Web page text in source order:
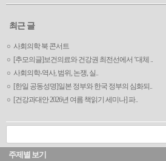
최근 글
사회의학 북 콘서트
[추모의글]보건의료와 건강권 최전선에서 ‘대체 ..
사회의학-역사, 범위, 논쟁, 실..
[한일 공동성명]일본 정부와 한국 정부의 심화되..
[건강과대안 2026년 여름 책읽기 세미나] 파..
검색:
주제별 보기